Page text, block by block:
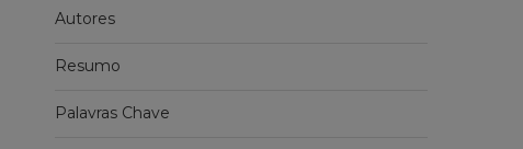
Autores
Resumo
Palavras Chave